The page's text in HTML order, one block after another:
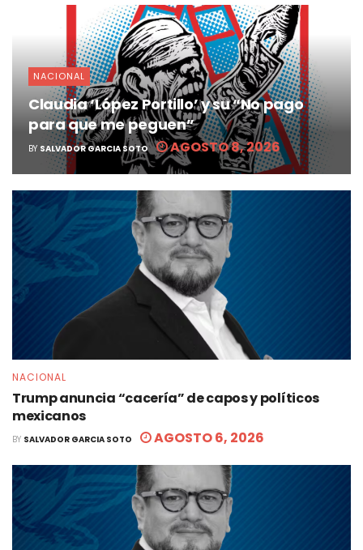
NACIONAL
Claudia ‘López Portillo’ y su “No pago
para que me peguen”
BY SALVADOR GARCIA SOTO AGOSTO 8, 2026
NACIONAL
Trump anuncia “cacería” de capos y políticos
mexicanos
BY SALVADOR GARCIA SOTO AGOSTO 6, 2026